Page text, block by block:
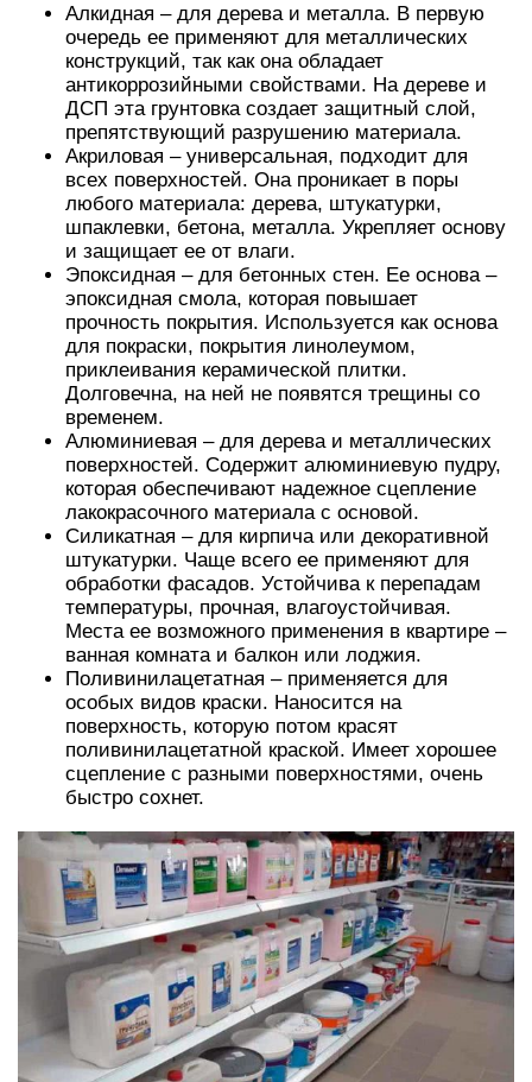
Алкидная – для дерева и металла. В первую
очередь ее применяют для металлических
конструкций, так как она обладает
антикоррозийными свойствами. На дереве и
ДСП эта грунтовка создает защитный слой,
препятствующий разрушению материала.
Акриловая – универсальная, подходит для
всех поверхностей. Она проникает в поры
любого материала: дерева, штукатурки,
шпаклевки, бетона, металла. Укрепляет основу
и защищает ее от влаги.
Эпоксидная – для бетонных стен. Ее основа –
эпоксидная смола, которая повышает
прочность покрытия. Используется как основа
для покраски, покрытия линолеумом,
приклеивания керамической плитки.
Долговечна, на ней не появятся трещины со
временем.
Алюминиевая – для дерева и металлических
поверхностей. Содержит алюминиевую пудру,
которая обеспечивают надежное сцепление
лакокрасочного материала с основой.
Силикатная – для кирпича или декоративной
штукатурки. Чаще всего ее применяют для
обработки фасадов. Устойчива к перепадам
температуры, прочная, влагоустойчивая.
Места ее возможного применения в квартире –
ванная комната и балкон или лоджия.
Поливинилацетатная – применяется для
особых видов краски. Наносится на
поверхность, которую потом красят
поливинилацетатной краской. Имеет хорошее
сцепление с разными поверхностями, очень
быстро сохнет.